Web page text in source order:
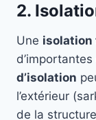
2.
Une
d’isolation
l’extérieur
de la